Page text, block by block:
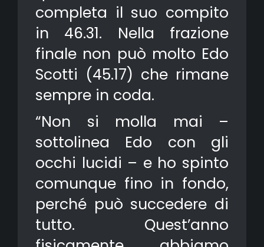
completa il suo compito
in 46.31. Nella frazione
finale non può molto Edo
Scotti (45.17) che rimane
sempre in coda.
“Non si molla mai –
sottolinea Edo con gli
occhi lucidi – e ho spinto
comunque fino in fondo,
perché può succedere di
tutto. Quest’anno